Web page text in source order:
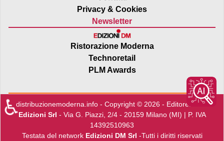
Privacy & Cookies
Newsletter
Ristorazione Moderna
Technoretail
PLM Awards
distribuzionemoderna.info - Copyright © 2026 - Editore:Edra
Edizioni Srl - Via G. Piazzi, 2/4 - 20159 Milano (MI) | P. IVA
14392510963
Testata del network Edizioni DM Srl -Tutti i diritti riservati